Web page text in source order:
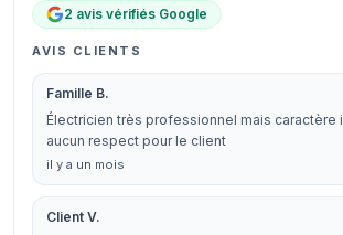
2 avis vérifiés Google
AVIS CLIENTS
Famille B.
Électricien très professionnel mais caractère
aucun respect pour le client
il y a un mois
Client V.